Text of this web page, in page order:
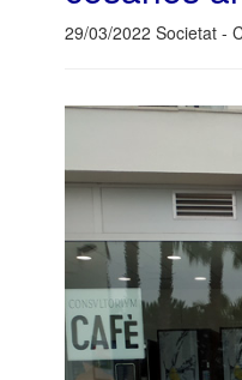
29/03/2022 Societat -